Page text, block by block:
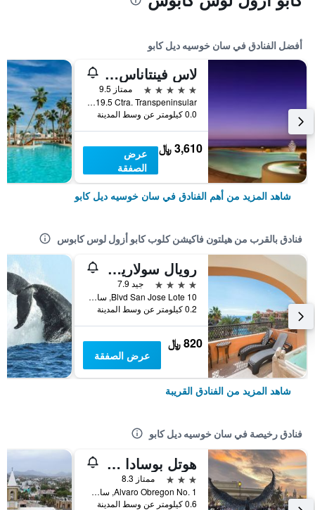
أفضل الفنادق في سان خوسيه ديل كابو
لاس فينتاناس ألباريزو، أحد منتجعات روزود
5 نجوم
ممتاز 9.5
KM 19.5 Ctra. Transpeninsular, سان خوسيه ديل كابو, ولاية باخا كاليفورنيا سور, المكسيك
0.0 كيلومتر عن وسط المدينة
3,610 ﷼
عرض
الصفقة
شاهد المزيد من أهم الفنادق في سان خوسيه ديل كابو
فنادق بالقرب من هيلتون فاكيشن كلوب كابو أزول لوس كابوس
رويال سولاريس لوس كابوس آند سبا - شامل جميع الخدمات
4 نجوم
جيد 7.9
Blvd San Jose Lote 10, سان خوسيه ديل كابو, ولاية باخا كاليفورنيا سور, المكسيك
0.2 كيلومتر عن وسط المدينة
820 ﷼
عرض الصفقة
شاهد المزيد من الفنادق القريبة
فنادق رخيصة في سان خوسيه ديل كابو
هوتل بوسادا سينور مانانا
3 نجوم
ممتاز 8.3
Alvaro Obregon No. 1, سان خوسيه ديل كابو, ولاية باخا كاليفورنيا سور, المكسيك
0.6 كيلومتر عن وسط المدينة